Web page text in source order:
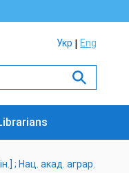
Укр Eng
; Нац. акад. аграр.